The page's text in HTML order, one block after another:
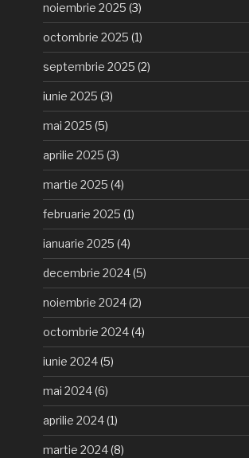
noiembrie 2025 (3)
octombrie 2025 (1)
septembrie 2025 (2)
iunie 2025 (3)
mai 2025 (5)
aprilie 2025 (3)
martie 2025 (4)
februarie 2025 (1)
ianuarie 2025 (4)
decembrie 2024(5)
noiembrie 2024(2)
octombrie 2024(4)
iunie 2024(5)
mai 2024(6)
aprilie 2024(1)
martie 2024(8)